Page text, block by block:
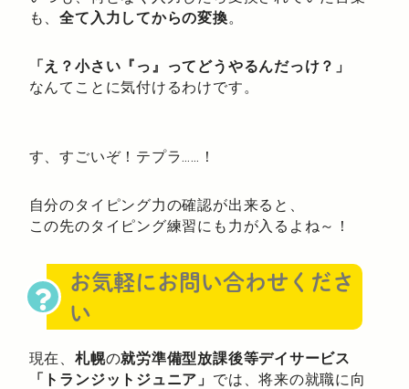
も、全て入力してからの変換。
「え？小さい『っ』ってどうやるんだっけ？」
なんてことに気付けるわけです。
す、すごいぞ！テプラ……！
自分のタイピング力の確認が出来ると、
この先のタイピング練習にも力が入るよね～！
お気軽にお問い合わせくださ
い
現在、 札幌の就労準備型放課後等デイサービス
「トランジットジュニア」 では、将来の就職に向